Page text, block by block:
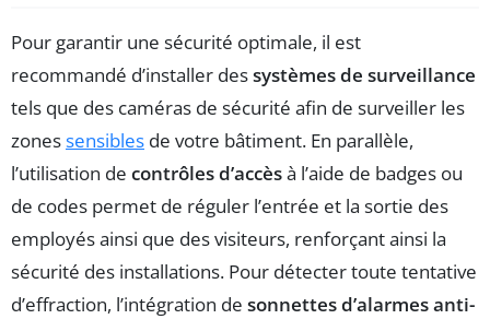
Pour garantir une sécurité optimale, il est
recommandé d’installer dessystèmes de surveillance
tels que des caméras de sécurité afin de surveiller les
zonessensibles de votre bâtiment. En parallèle,
l’utilisation de contrôles d’accèsà l’aide de badges ou
de codes permet de réguler l’entrée et la sortie des
employés ainsi que des visiteurs, renforçant ainsi la
sécurité des installations. Pour détecter toute tentative
d’effraction, l’intégration de sonnettes d’alarmes anti-